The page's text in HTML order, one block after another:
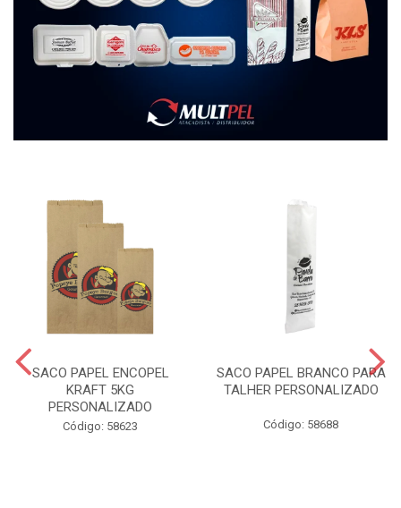
SACO PAPEL ENCOPEL
KRAFT 5KG
PERSONALIZADO
Código: 58623
SACO PAPEL BRANCO PARA
TALHER PERSONALIZADO
Código: 58688